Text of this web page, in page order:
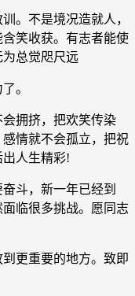
。不是境况造就人，
笑收获。有志者能使
总觉咫尺远
。
拥挤，把欢笑传染
情就不会孤立，把祝
出人生精彩!
斗，新一年已经到
临很多挑战。愿同志
更重要的地方。致即